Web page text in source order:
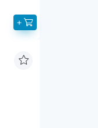
+